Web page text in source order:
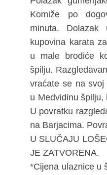
Komiže po
minuta. Dolazak
kupovina karata
u male brodiće
špilju.
vraćate se na
u Medvidinu špilju,
U povratku
na Barjacima.
U SLUČAJU
JE ZATVORENA.
*Cijena ulaznice u